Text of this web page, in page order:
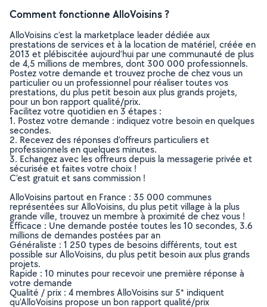
Comment fonctionne AlloVoisins ?
AlloVoisins c’est la marketplace leader dédiée aux
prestations de services et à la location de matériel, créée en
2013 et plébiscitée aujourd’hui par une communauté de plus
de 4,5 millions de membres, dont 300 000 professionnels.
Postez votre demande et trouvez proche de chez vous un
particulier ou un professionnel pour réaliser toutes vos
prestations, du plus petit besoin aux plus grands projets,
pour un bon rapport qualité/prix.
Facilitez votre quotidien en 3 étapes :
1. Postez votre demande : indiquez votre besoin en quelques
secondes.
2. Recevez des réponses d’offreurs particuliers et
professionnels en quelques minutes.
3. Echangez avec les offreurs depuis la messagerie privée et
sécurisée et faites votre choix !
C’est gratuit et sans commission !
AlloVoisins partout en France : 35 000 communes
représentées sur AlloVoisins, du plus petit village à la plus
grande ville, trouvez un membre à proximité de chez vous !
Efficace : Une demande postée toutes les 10 secondes, 3.6
millions de demandes postées par an
Généraliste : 1 250 types de besoins différents, tout est
possible sur AlloVoisins, du plus petit besoin aux plus grands
projets.
Rapide : 10 minutes pour recevoir une première réponse à
votre demande
Qualité / prix : 4 membres AlloVoisins sur 5* indiquent
qu’AlloVoisins propose un bon rapport qualité/prix